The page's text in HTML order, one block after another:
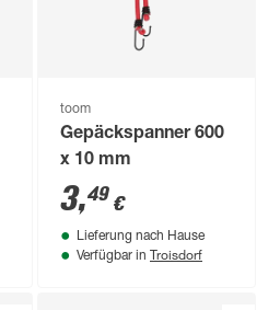
toom
Gepäckspanner 600
x 10 mm
3,49 €
Lieferung nach Hause
Verfügbar in Troisdorf